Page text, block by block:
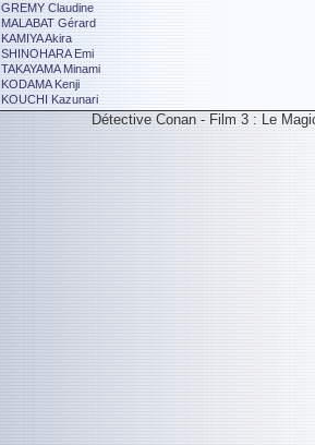
GREMY Claudine
MALABAT Gérard
KAMIYA Akira
SHINOHARA Emi
TAKAYAMA Minami
KODAMA Kenji
KOUCHI Kazunari
Détective Conan - Film 3 : Le